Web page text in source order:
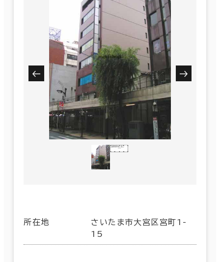
所在地
さいたま市大宮区宮町1-
15